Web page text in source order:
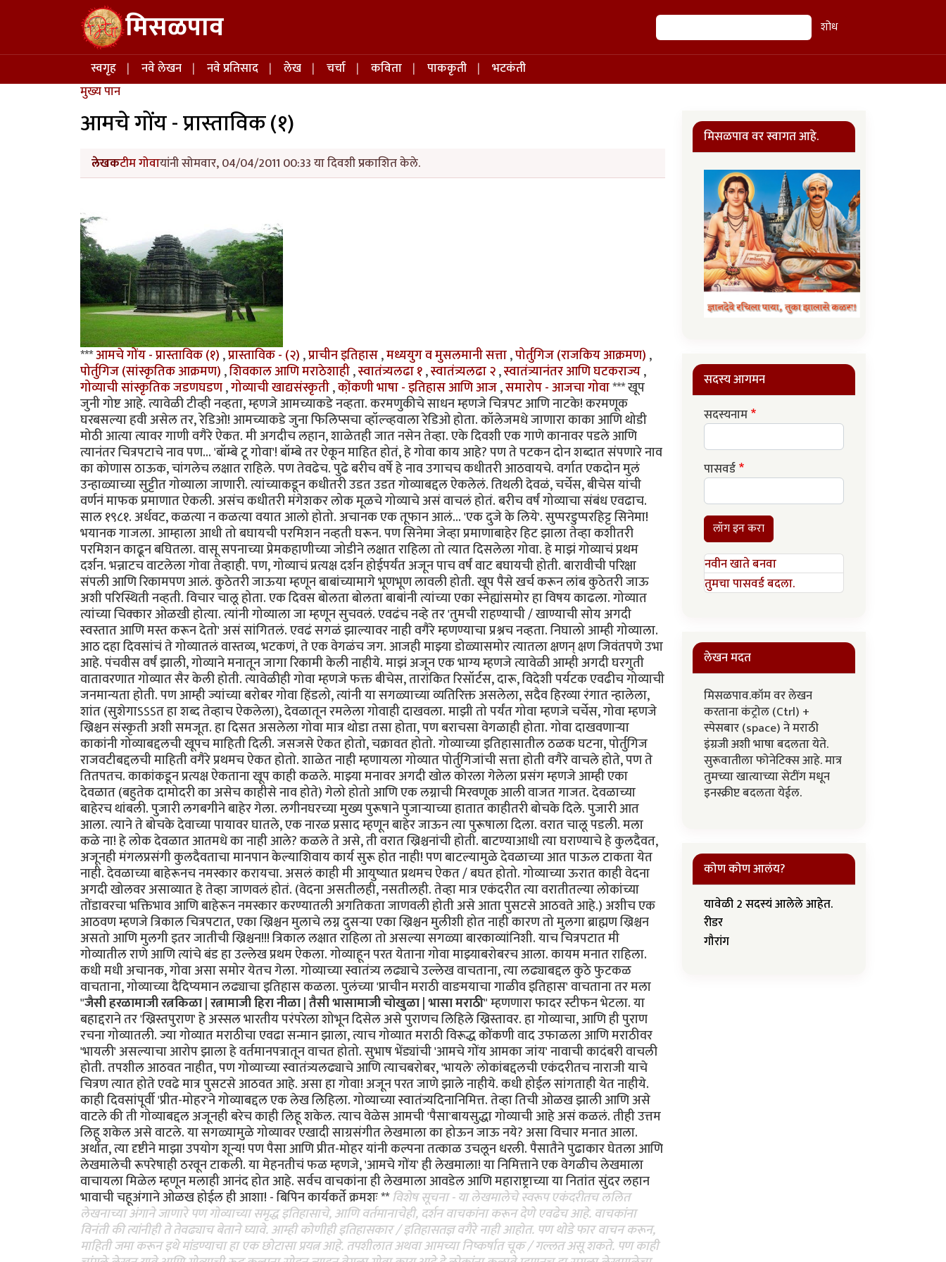
Skip to main content मिसळपाव शोध शोध
Main navigation
स्वगृह नवे लेखन नवे प्रतिसाद लेख चर्चा कविता पाककृती
भटकंती
मुख्य पान
आमचे गोंय - प्रास्ताविक (१)
लेखकटीम गोवायांनी सोमवार, 04/04/2011 00:33 या दिवशी प्रकाशित केले.
***आमचे गोंय - प्रास्ताविक (१),प्रास्ताविक - (२),प्राचीन इतिहास,मध्ययुग व मुसलमानी सत्ता,पोर्तुगिज (राजकिय आक्रमण),
पोर्तुगिज (सांस्कृतिक आक्रमण),शिवकाल आणि मराठेशाही,स्वातंत्र्यलढा १,स्वातंत्र्यलढा २,स्वातंत्र्यानंतर आणि घटकराज्य,
गोव्याची सांस्कृतिक जडणघडण,गोव्याची खाद्यसंस्कृती,को़ंकणी भाषा - इतिहास आणि आज,समारोप - आजचा गोवा*** खूप
जुनी गोष्ट आहे. त्यावेळी टीव्ही नव्हता, म्हणजे आमच्याकडे नव्हता. करमणुकीचे साधन म्हणजे चित्रपट आणि नाटके! करमणूक
घरबसल्या हवी असेल तर, रेडिओ! आमच्याकडे जुना फिलिप्सचा व्हॉल्व्हवाला रेडिओ होता. कॉलेजमधे जाणारा काका आणि थोडी
मोठी आत्या त्यावर गाणी वगैरे ऐकत. मी अगदीच लहान, शाळेतही जात नसेन तेव्हा. एके दिवशी एक गाणे कानावर पडले आणि
त्यानंतर चित्रपटाचे नाव पण... 'बॉम्बे टू गोवा'! बॉम्बे तर ऐकून माहित होतं, हे गोवा काय आहे? पण ते पटकन दोन शब्दात संपणारे नाव
का कोणास ठाऊक, चांगलेच लक्षात राहिले. पण तेवढेच. पुढे बरीच वर्षे हे नाव उगाचच कधीतरी आठवायचे. वर्गात एकदोन मुलं
उन्हाळ्याच्या सुट्टीत गोव्याला जाणारी. त्यांच्याकडून कधीतरी उडत उडत गोव्याबद्दल ऐकलेलं. तिथली देवळं, चर्चेस, बीचेस यांची
वर्णनं माफक प्रमाणात ऐकली. असंच कधीतरी मंगेशकर लोक मूळचे गोव्याचे असं वाचलं होतं. बरीच वर्षं गोव्याचा संबंध एवढाच.
साल १९८१. अर्धवट, कळत्या न कळत्या वयात आलो होतो. अचानक एक तूफान आलं... 'एक दुजे के लिये'. सुप्परडुप्परहिट्ट सिनेमा!
भयानक गाजला. आम्हाला आधी तो बघायची परमिशन नव्हती घरून. पण सिनेमा जेव्हा प्रमाणाबाहेर हिट झाला तेव्हा कशीतरी
परमिशन काढून बघितला. वासू सपनाच्या प्रेमकहाणीच्या जोडीने लक्षात राहिला तो त्यात दिसलेला गोवा. हे माझं गोव्याचं प्रथम
दर्शन. भन्नाटच वाटलेला गोवा तेव्हाही. पण, गोव्याचं प्रत्यक्ष दर्शन होईपर्यंत अजून पाच वर्षं वाट बघायची होती. बारावीची परिक्षा
संपली आणि रिकामपण आलं. कुठेतरी जाऊया म्हणून बाबांच्यामागे भूणभूण लावली होती. खूप पैसे खर्च करून लांब कुठेतरी जाऊ
अशी परिस्थिती नव्हती. विचार चालू होता. एक दिवस बोलता बोलता बाबांनी त्यांच्या एका स्नेह्यांसमोर हा विषय काढला. गोव्यात
त्यांच्या चिक्कार ओळखी होत्या. त्यांनी गोव्याला जा म्हणून सुचवलं. एवढंच नव्हे तर 'तुमची राहण्याची / खाण्याची सोय अगदी
स्वस्तात आणि मस्त करून देतो' असं सांगितलं. एवढं सगळं झाल्यावर नाही वगैरे म्हणण्याचा प्रश्नच नव्हता. निघालो आम्ही गोव्याला.
आठ दहा दिवसांचं ते गोव्यातलं वास्तव्य, भटकणं, ते एक वेगळंच जग. आजही माझ्या डोळ्यासमोर त्यातला क्षणन् क्षण जिवंतपणे उभा
आहे. पंचवीस वर्षं झाली, गोव्याने मनातून जागा रिकामी केली नाहीये. माझं अजून एक भाग्य म्हणजे त्यावेळी आम्ही अगदी घरगुती
वातावरणात गोव्यात सैर केली होती. त्यावेळीही गोवा म्हणजे फक्त बीचेस, तारांकित रिसॉर्टस, दारू, विदेशी पर्यटक एवढीच गोव्याची
जनमान्यता होती. पण आम्ही ज्यांच्या बरोबर गोवा हिंडलो, त्यांनी या सगळ्याच्या व्यतिरिक्त असलेला, सदैव हिरव्या रंगात न्हालेला,
शांत (सुशेगाऽऽऽत हा शब्द तेव्हाच ऐकलेला), देवळातून रमलेला गोवाही दाखवला. माझी तो पर्यंत गोवा म्हणजे चर्चेस, गोवा म्हणजे
ख्रिश्चन संस्कृती अशी समजूत. हा दिसत असलेला गोवा मात्र थोडा तसा होता, पण बराचसा वेगळाही होता. गोवा दाखवणार्‍या
काकांनी गोव्याबद्दलची खूपच माहिती दिली. जसजसे ऐकत होतो, चक्रावत होतो. गोव्याच्या इतिहासातील ठळक घटना, पोर्तुगिज
राजवटीबद्दलची माहिती वगैरे प्रथमच ऐकत होतो. शाळेत नाही म्हणायला गोव्यात पोर्तुगिजांची सत्ता होती वगैरे वाचले होते, पण ते
तितपतच. काकांकडून प्रत्यक्ष ऐकताना खूप काही कळले. माझ्या मनावर अगदी खोल कोरला गेलेला प्रसंग म्हणजे आम्ही एका
देवळात (बहुतेक दामोदरी का असेच काहीसे नाव होते) गेलो होतो आणि एक लग्नाची मिरवणूक आली वाजत गाजत. देवळाच्या
बाहेरच थांबली. पुजारी लगबगीने बाहेर गेला. लगीनघरच्या मुख्य पुरूषाने पुजार्‍याच्या हातात काहीतरी बोचके दिले. पुजारी आत
आला. त्याने ते बोचके देवाच्या पायावर घातले, एक नारळ प्रसाद म्हणून बाहेर जाऊन त्या पुरूषाला दिला. वरात चालू पडली. मला
कळे ना! हे लोक देवळात आतमधे का नाही आले? कळले ते असे, ती वरात ख्रिश्चनांची होती. बाटण्याआधी त्या घराण्याचे हे कुलदैवत,
अजूनही मंगलप्रसंगी कुलदैवताचा मानपान केल्याशिवाय कार्य सुरू होत नाही! पण बाटल्यामुळे देवळाच्या आत पाऊल टाकता येत
नाही. देवळाच्या बाहेरूनच नमस्कार करायचा. असलं काही मी आयुष्यात प्रथमच ऐकत / बघत होतो. गोव्याच्या ऊरात काही वेदना
अगदी खोलवर असाव्यात हे तेव्हा जाणवलं होतं. (वेदना असतीलही, नसतीलही. तेव्हा मात्र एकंदरीत त्या वरातीतल्या लोकांच्या
तोंडावरचा भक्तिभाव आणि बाहेरून नमस्कार करण्यातली अगतिकता जाणवली होती असे आता पुसटसे आठवते आहे.) अशीच एक
आठवण म्हणजे त्रिकाल चित्रपटात, एका ख्रिश्चन मुलाचे लग्न दुसर्‍या एका ख्रिश्चन मुलीशी होत नाही कारण तो मुलगा ब्राह्मण ख्रिश्चन
असतो आणि मुलगी इतर जातीची ख्रिश्चन!!! त्रिकाल लक्षात राहिला तो असल्या सगळ्या बारकाव्यांनिशी. याच चित्रपटात मी
गोव्यातील राणे आणि त्यांचे बंड हा उल्लेख प्रथम ऐकला. गोव्याहून परत येताना गोवा माझ्याबरोबरच आला. कायम मनात राहिला.
कधी मधी अचानक, गोवा असा समोर येतच गेला. गोव्याच्या स्वातंत्र्य लढ्याचे उल्लेख वाचताना, त्या लढ्याबद्दल कुठे फुटकळ
वाचताना, गोव्याच्या दैदिप्यमान लढ्याचा इतिहास कळला. पुलंच्या 'प्राचीन मराठी वाङमयाचा गाळीव इतिहास' वाचताना तर मला
"जैसी हरळामाजी रत्नकिळा | रत्नामाजी हिरा नीळा | तैसी भासामाजी चोखुळा | भासा मराठी" म्हणणारा फादर स्टीफन भेटला. या
बहाद्दराने तर 'ख्रिस्तपुराण' हे अस्सल भारतीय परंपरेला शोभून दिसेल असे पुराणच लिहिले ख्रिस्तावर. हा गोव्याचा, आणि ही पुराण
रचना गोव्यातली. ज्या गोव्यात मराठीचा एवढा सन्मान झाला, त्याच गोव्यात मराठी विरूद्ध कोंकणी वाद उफाळला आणि मराठीवर
'भायली' असल्याचा आरोप झाला हे वर्तमानपत्रातून वाचत होतो. सुभाष भेंड्यांची 'आमचे गोंय आमका जांय' नावाची कादंबरी वाचली
होती. तपशील आठवत नाहीत, पण गोव्याच्या स्वातंत्र्यलढ्याचे आणि त्याचबरोबर, 'भायले' लोकांबद्दलची एकंदरीतच नाराजी याचे
चित्रण त्यात होते एवढे मात्र पुसटसे आठवत आहे. असा हा गोवा! अजून परत जाणे झाले नाहीये. कधी होईल सांगताही येत नाहीये.
काही दिवसांपूर्वी 'प्रीत-मोहर'ने गोव्याबद्दल एक लेख लिहिला. गोव्याच्या स्वातंत्र्यदिनानिमित्त. तेव्हा तिची ओळख झाली आणि असे
वाटले की ती गोव्याबद्दल अजूनही बरेच काही लिहू शकेल. त्याच वेळेस आमची 'पैसा'बायसुद्धा गोव्याची आहे असं कळलं. तीही उत्तम
लिहू शकेल असे वाटले. या सगळ्यामुळे गोव्यावर एखादी साग्रसंगीत लेखमाला का होऊन जाऊ नये? असा विचार मनात आला.
अर्थात, त्या दृष्टीने माझा उपयोग शून्य! पण पैसा आणि प्रीत-मोहर यांनी कल्पना तत्काळ उचलून धरली. पैसातैने पुढाकार घेतला आणि
लेखमालेची रूपरेषाही ठरवून टाकली. या मेहनतीचं फळ म्हणजे, 'आमचे गोंय' ही लेखमाला! या निमित्ताने एक वेगळीच लेखमाला
वाचायला मिळेल म्हणून मलाही आनंद होत आहे. सर्वच वाचकांना ही लेखमाला आवडेल आणि महाराष्ट्राच्या या नितांत सुंदर लहान
भावाची चहूअंगाने ओळख होईल ही आशा! - बिपिन कार्यकर्ते क्रमशः **विशेष सूचना - या लेखमालेचे स्वरूप एकंदरीतच ललित
लेखनाच्या अंगाने जाणारे पण गोव्याच्या समृद्ध इतिहासाचे, आणि वर्तमानाचेही, दर्शन वाचकांना करून देणे एवढेच आहे. वाचकांना
विनंती की त्यांनीही ते तेवढ्याच बेताने घ्यावे. आम्ही कोणीही इतिहासकार / इतिहासतज्ञ वगैरे नाही आहोत. पण थोडे फार वाचन करून,
माहिती जमा करून इथे मांडण्याचा हा एक छोटासा प्रयत्न आहे. तपशीलात अथवा आमच्या निष्कर्षात चूक / गल्लत असू शकते. पण काही
मिसळपाव वर स्वागत आहे.
सदस्य आगमन
सदस्यनाम
पासवर्ड
लॉग इन करा
नवीन खाते बनवा
तुमचा पासवर्ड बदला.
लेखन मदत
मिसळपाव.कॉम वर लेखन
करताना कंट्रोल (Ctrl) +
स्पेसबार (space) ने मराठी
इंग्रजी अशी भाषा बदलता येते.
सुरूवातीला फोनेटिक्स आहे. मात्र
तुमच्या खात्याच्या सेटींग मधून
इनस्क्रीप्ट बदलता येईल.
कोण कोण आलंय?
यावेळी 2 सदस्यं आलेले आहेत.
रीडर
गौरांग